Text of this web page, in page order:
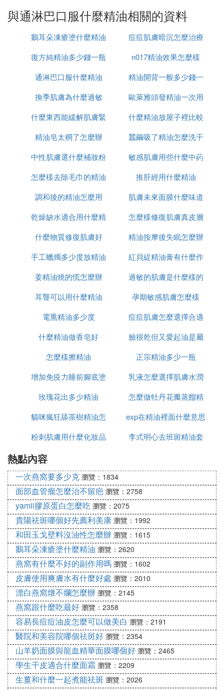
3. 改善情緒低落。
4. 改善膚質：佛 手柑3滴+60ml薰衣草花水。
薰衣草、檸檬。
我們的15毫升，才110塊錢。佛手柑最好的產地義大
利，品質卓越，價格合理只在mela環保.
三、美樂家迷迭香精油
1. 排毒消炎、治腹瀉。生發、去頭屑。頭發粗，易出
油者（即脂溢性脫發）可調到洗發露中使用。
2. 消除皮膚水腫及眼袋腫脹，減肥。收緊皮 膚效果
極佳。可用迷迭香＋玫瑰＋檀香＋茉莉。
3. 做眼部刮砂祛黑眼圈，眼袋：薰衣草＋迷迭香＋橙
4. 凈化空氣預防流感：2滴迷迭香＋2滴茶樹 ＋100M
5. 治風濕骨痛：迷迭香＋檸檬。
6. 高血壓慎用，低血壓可用。
7. 消沮喪、平靜、接觸心靈。
1. 薄荷＋迷迭香＋香橙＋檸檬或洋甘菊各5滴治初期
的肩周炎。
2. 防曬：蜂蜜＋100ML純凈水＋薄荷＋薰衣草精油各
5滴全身噴。
3. 偏頭痛，牙疼，胃痛：直接用薄荷於患處揉按。
4. 蛀牙的牙疼：用棉簽於疼處加薄荷。
五、葡萄柚（西柚） 精油
1. 助消化、減頭痛、推動淋巴、減重。
2. 去油性、痤瘡、緊膚。
3. 開懷歡暢、減壓、提高精力。
注意：勿在陽光下使用。
六、美樂家甜橙精油
與通淋巴口服什麼精油相關的資料
鵝耳朵凍瘡塗什麼精油
痘痘肌膚暗沉怎麼治療
復方純精油多少錢一瓶
n017精油效果怎麼樣
通淋巴口服什麼精油
精油開背一般多少錢一
次
換季肌膚為什麼過敏
歐萊雅頭發精油一次用
多少
什麼東西能緩解肌膚緊
張
什麼精油放屋子裡比較
好
精油皂太稠了怎麼辦
蠶繭吸了精油怎麼洗干
凈
中性肌膚選什麼補妝粉
餅
敏感肌膚用些什麼中葯
口服
怎麼樣去除毛巾的精油
味
推肝經用什麼精油
調和後的精油怎麼用
肌膚未來面膜什麼味道
乾燥缺水適合用什麼精
油
怎麼樣修復肌膚真皮層
什麼物質修復肌膚好
精油按摩後失眠怎麼辦
手工蠟燭多少度放精油
紅貝緹精油膏有什麼作
用
姜精油燒的慌怎麼辦
過敏的肌膚是什麼樣的
耳聾可以用什麼精油
孕期敏感肌膚怎麼樣
電熏精油多少度
痘痘肌膚怎麼選擇合適
的護膚品
什麼精油做香皂好
臉很乾但又愛起油是屬
於什麼肌膚
怎麼樣擦精油
正宗精油多少一瓶
增加免疫力睡前腳底塗
什麼精油
乳液怎麼選擇肌膚水潤
玫瑰花出多少精油
怎麼做牡丹花瓣蒸餾精
油
貓咪瘋狂舔茶樹精油怎
麼回事
exp在精油裡面什麼意思
粉刺肌膚用什麼化妝品
李式明心去班斑精油套
熱點內容
一次燕窩要多少克 瀏覽：1834
面部血管瘤怎麼治不留疤 瀏覽：2758
yamii膠原蛋白怎麼吃 瀏覽：2075
貴陽祛斑哪個好先薦利美康 瀏覽：1992
和田玉戈壁料沒油性怎麼辦 瀏覽：1615
鵝耳朵凍瘡塗什麼精油 瀏覽：2620
燕窩有什麼不好的副作用嗎 瀏覽：1602
皮膚使用爽膚水有什麼好處 瀏覽：2010
漂白燕窩燉不爛怎麼辦 瀏覽：2145
燕窩跟什麼吃最好 瀏覽：2358
容易長痘痘油皮怎麼可以做美白 瀏覽：2191
醫院和美容院哪個祛斑好 瀏覽：2354
山羊奶面膜與龍血精華面膜哪個好 瀏覽：2465
學生干皮適合什麼面霜 瀏覽：2209
生薑和什麼一起煮能祛斑 瀏覽：2026